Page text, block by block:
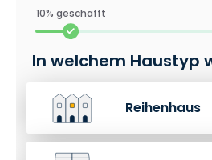
10% geschafft
In welchem Haustyp
Reihenhaus